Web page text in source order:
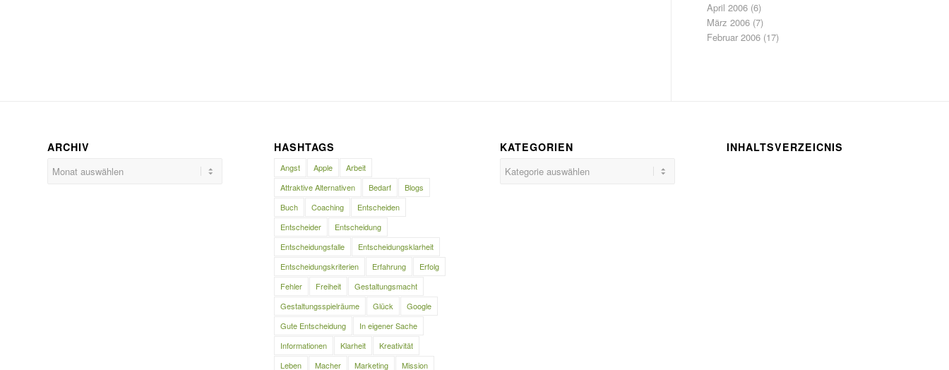
April 2006 (6)
März 2006 (7)
Februar 2006 (17)
ARCHIV HASHTAGS
Angst Apple
Arbeit
Attraktive Alternativen
Bedarf
Blogs
Buch
Coaching
Entscheiden
Entscheider
Entscheidung
Entscheidungsfalle
Entscheidungsklarheit
Entscheidungskriterien
Erfahrung
Erfolg
Fehler
Freiheit
Gestaltungsmacht
Gestaltungsspielräume
Glück
Google
Gute Entscheidung
In eigener Sache
Informationen
Klarheit
Kreativität
Leben
Macher Marketing Mission
KATEGORIEN INHALTSVERZEICNIS